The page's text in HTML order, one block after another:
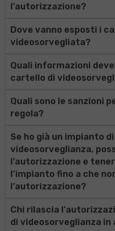
l’autorizzazione?
Dove vanno esposti i
videosorvegliata?
Quali informazioni
cartello di
Quali sono le sanzioni
regola?
Se ho già un impianto di
videosorveglianza,
l’autorizzazione e
l’impianto fino a che
l’autorizzazione?
Chi rilascia
di videosorveglianza in